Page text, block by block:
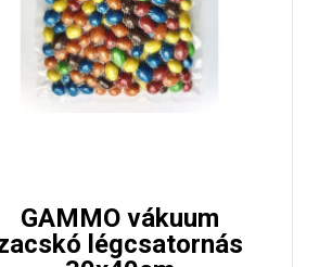
GAMMO vákuum
légcsatornás